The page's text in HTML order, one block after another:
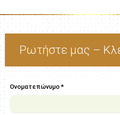
Ρωτήστε μας –
Ονοματεπώνυμο *